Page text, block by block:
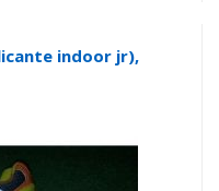
indoor jr),